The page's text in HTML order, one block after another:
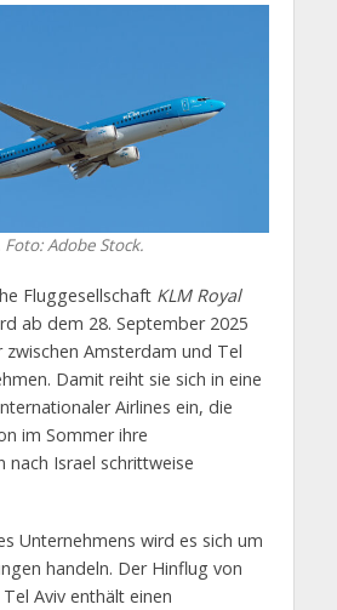
Foto: Adobe Stock.
Fluggesellschaft KLM Royal
ab dem 28. September 2025
zwischen Amsterdam und Tel
Damit reiht sie sich in eine
Airlines ein, die
im Sommer ihre
nach Israel schrittweise
Unternehmens wird es sich um
handeln. Der Hinflug von
Aviv enthält einen